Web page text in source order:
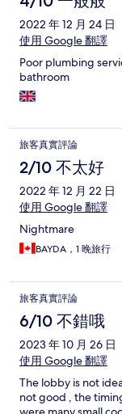
2022 年 12 月 24 日
使用 Google 翻譯
Poor plumbing
bathroom
旅客真實評論
2/10 不太好
2022 年 12 月 22 日
使用 Google 翻譯
Nightmare
BAYDA，1 晚旅行
旅客真實評論
6/10 不錯哦
2023 年 10 月 26 日
使用 Google 翻譯
The lobby is not
not good , the